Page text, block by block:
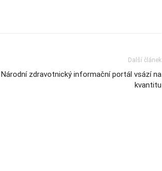
Další článek
Národní zdravotnický informační portál vsází na
kvantitu